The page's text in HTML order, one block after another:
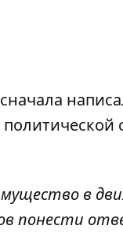
в
понести